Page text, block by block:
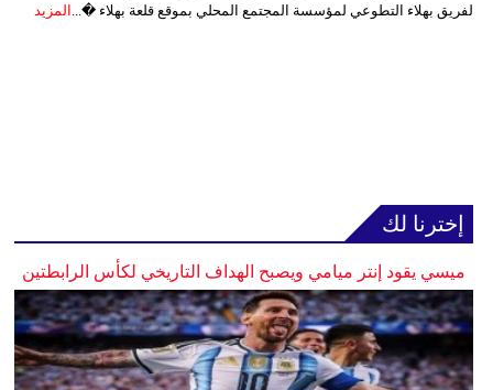
لفريق بهلاء التطوعي لمؤسسة المجتمع المحلي بموقع قلعة بهلاء �... المزيد
إخترنا لك
ميسي يقود إنتر ميامي ويصبح الهداف التاريخي لكأس الرابطتين